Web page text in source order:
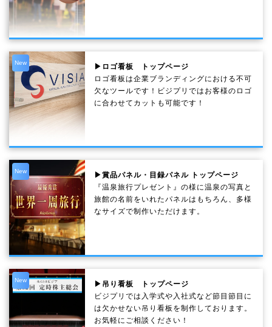
New
▶ロゴ看板 トップページ
ロゴ看板は企業ブランディングにおける不可
欠なツールです！ビジプリではお客様のロゴ
に合わせてカットも可能です！
New
▶賞品パネル・目録パネル トップページ
『温泉旅行プレゼント』の様に温泉の写真と
旅館の名前をいれたパネルはもちろん、多様
なサイズで制作いただけます。
New
▶吊り看板 トップページ
ビジプリでは入学式や入社式など節目節目に
は欠かせない吊り看板を制作しております。
お気軽にご相談ください！